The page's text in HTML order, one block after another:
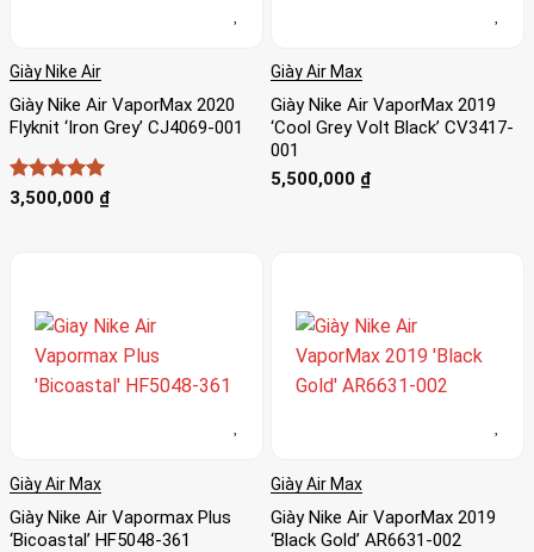
Giày Nike Air
Giày Nike Air VaporMax 2020
Flyknit ‘Iron Grey’ CJ4069-001
Được xếp
hạng
5
3,500,000 ₫
Giày Air Max
Giày Nike Air VaporMax 2019
‘Cool Grey Volt Black’ CV3417-
001
5,500,000 ₫
Giày Air Max
Giày Nike Air Vapormax Plus
‘Bicoastal’ HF5048-361
Giày Air Max
Giày Nike Air VaporMax 2019
‘Black Gold’ AR6631-002